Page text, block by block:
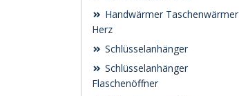
Handwärmer Taschenwärmer
Herz
Schlüsselanhänger
Schlüsselanhänger
Flaschenöffner